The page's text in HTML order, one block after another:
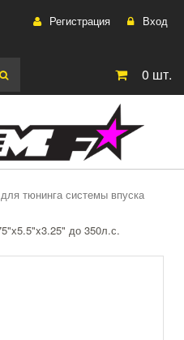
Регистрация Вход
0 шт.
тюнинга системы впуска
до 350л.с.